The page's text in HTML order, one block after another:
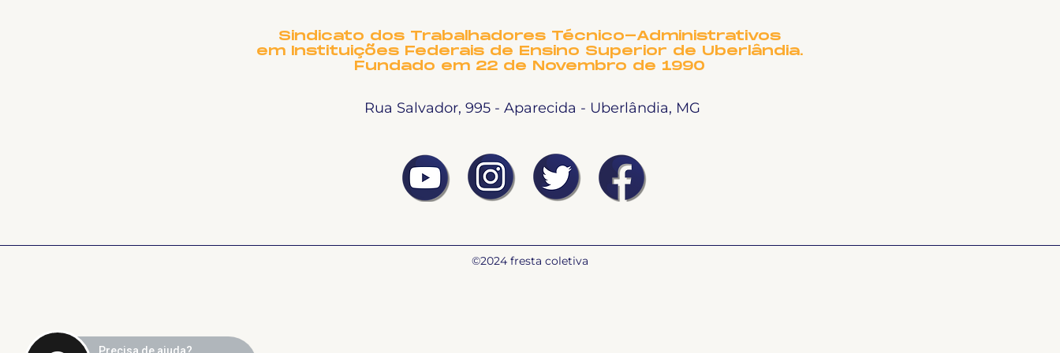
NOME?
Sindicato dos Trabalhadores Técnico-Administrativos
em Instituições Federais de Ensino Superior de Uberlândia.
Fundado em 22 de Novembro de 1990
Rua Salvador, 995 - Aparecida - Uberlândia, MG
©2024 fresta coletiva